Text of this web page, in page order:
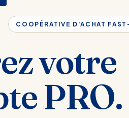
COOPÉRATIVE D'ACHAT
votre
PRO.